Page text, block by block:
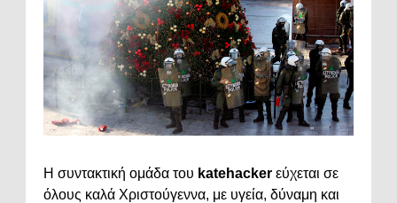
Η συντακτική ομάδα του katehacker εύχεται σε
όλους καλά Χριστούγεννα, με υγεία, δύναμη και